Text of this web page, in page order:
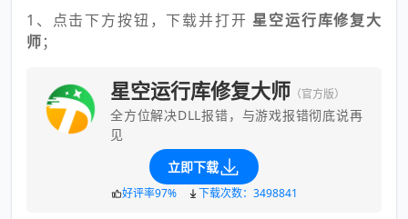
1、点击下方按钮，下载并打开星空运行库修复大
师；
星空运行库修复大师 （官方版）
全方位解决DLL报错，与游戏报错彻底说再
见
立即下载
好评率97% 下载次数：3498841